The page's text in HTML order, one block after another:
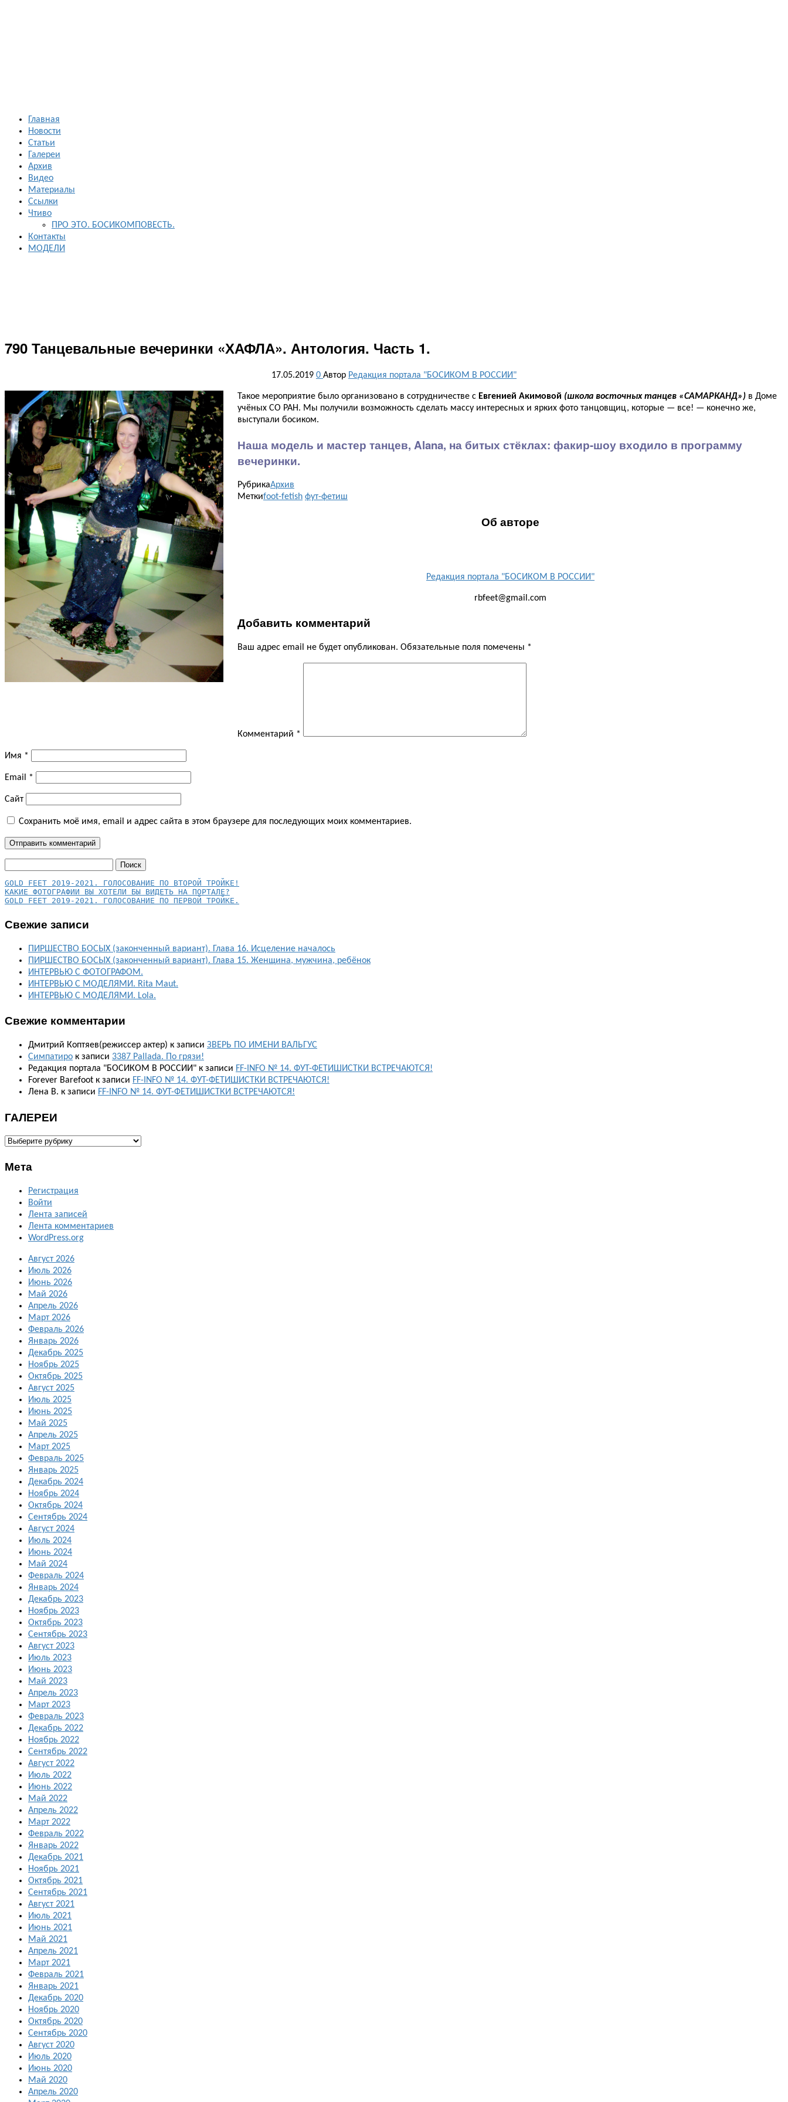
Главная
Новости
Статьи
Галереи
Архив
Видео
Материалы
Ссылки
Чтиво
ПРО ЭТО. БОСИКОМПОВЕСТЬ.
Контакты
МОДЕЛИ
790 Танцевальные вечеринки «ХАФЛА». Антология. Часть 1.
17.05.2019 0 Автор Редакция портала "БОСИКОМ В РОССИИ"
Такое мероприятие было организовано в сотрудничестве с Евгенией Акимовой (школа восточных танцев «САМАРКАНД») в Доме
учёных СО РАН. Мы получили возможность сделать массу интересных и ярких фото танцовщиц, которые — все! — конечно же,
выступали босиком.
Наша модель и мастер танцев, Alana, на битых стёклах: факир-шоу входило в программу
вечеринки.
РубрикаАрхив
Меткиfoot-fetish фут-фетиш
Об авторе
Редакция портала "БОСИКОМ В РОССИИ"
rbfeet@gmail.com
Добавить комментарий
Ваш адрес email не будет опубликован. Обязательные поля помечены *
Комментарий *
Имя *
Email *
Сайт
Сохранить моё имя, email и адрес сайта в этом браузере для последующих моих комментариев.
КАКИЕ ФОТОГРАФИИ ВЫ ХОТЕЛИ БЫ ВИДЕТЬ НА ПОРТАЛЕ?
GOLD FEET 2019-2021. ГОЛОСОВАНИЕ ПО ПЕРВОЙ ТРОЙКЕ.
Свежие записи
ПИРШЕСТВО БОСЫХ (законченный вариант). Глава 16. Исцеление началось
ПИРШЕСТВО БОСЫХ (законченный вариант). Глава 15. Женщина, мужчина, ребёнок
ИНТЕРВЬЮ С ФОТОГРАФОМ.
ИНТЕРВЬЮ С МОДЕЛЯМИ. Rita Maut.
ИНТЕРВЬЮ С МОДЕЛЯМИ. Lola.
Свежие комментарии
Дмитрий Коптяев(режиссер актер) к записи ЗВЕРЬ ПО ИМЕНИ ВАЛЬГУС
Симпатиро к записи 3387 Pallada. По грязи!
Редакция портала "БОСИКОМ В РОССИИ" к записи FF-INFO № 14. ФУТ-ФЕТИШИСТКИ ВСТРЕЧАЮТСЯ!
Forever Barefoot к записи FF-INFO № 14. ФУТ-ФЕТИШИСТКИ ВСТРЕЧАЮТСЯ!
Лена В. к записи FF-INFO № 14. ФУТ-ФЕТИШИСТКИ ВСТРЕЧАЮТСЯ!
ГАЛЕРЕИ
ГАЛЕРЕИ
Мета
Регистрация
Войти
Лента записей
Лента комментариев
WordPress.org
Август 2026
Июль 2026
Июнь 2026
Май 2026
Апрель 2026
Март 2026
Февраль 2026
Январь 2026
Декабрь 2025
Ноябрь 2025
Октябрь 2025
Август 2025
Июль 2025
Июнь 2025
Май 2025
Апрель 2025
Март 2025
Февраль 2025
Январь 2025
Декабрь 2024
Ноябрь 2024
Октябрь 2024
Сентябрь 2024
Август 2024
Июль 2024
Июнь 2024
Май 2024
Февраль 2024
Январь 2024
Декабрь 2023
Ноябрь 2023
Октябрь 2023
Сентябрь 2023
Август 2023
Июль 2023
Июнь 2023
Май 2023
Апрель 2023
Март 2023
Февраль 2023
Декабрь 2022
Ноябрь 2022
Сентябрь 2022
Август 2022
Июль 2022
Июнь 2022
Май 2022
Апрель 2022
Март 2022
Февраль 2022
Январь 2022
Декабрь 2021
Ноябрь 2021
Октябрь 2021
Сентябрь 2021
Август 2021
Июль 2021
Июнь 2021
Май 2021
Апрель 2021
Март 2021
Февраль 2021
Январь 2021
Декабрь 2020
Ноябрь 2020
Октябрь 2020
Сентябрь 2020
Август 2020
Июль 2020
Июнь 2020
Май 2020
Апрель 2020